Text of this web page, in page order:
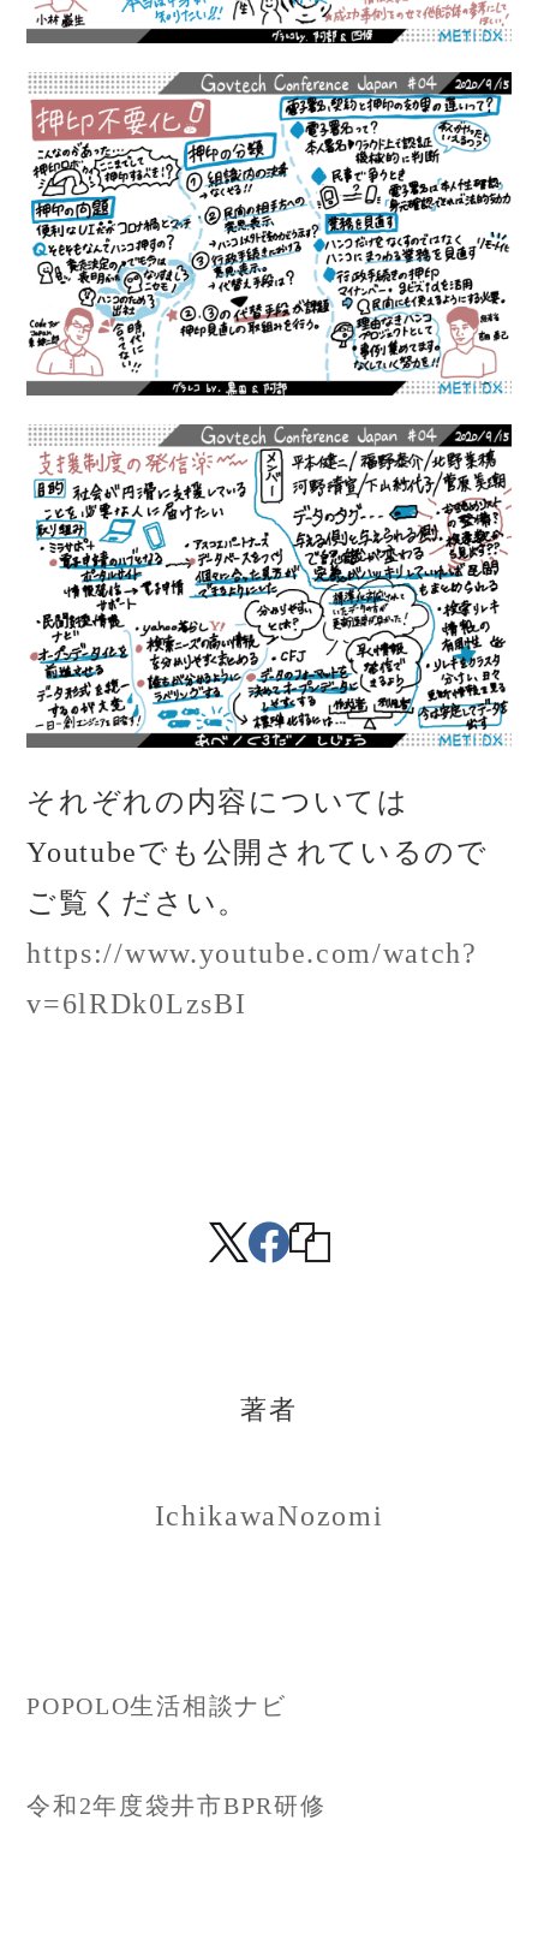
それぞれの内容については
Youtubeでも公開されているので
ご覧ください。
https://www.youtube.com/watch?
v=6lRDk0LzsBI
著者
IchikawaNozomi
ナ
POPOLO生活相談ナビ
令和2年度袋井市BPR研修